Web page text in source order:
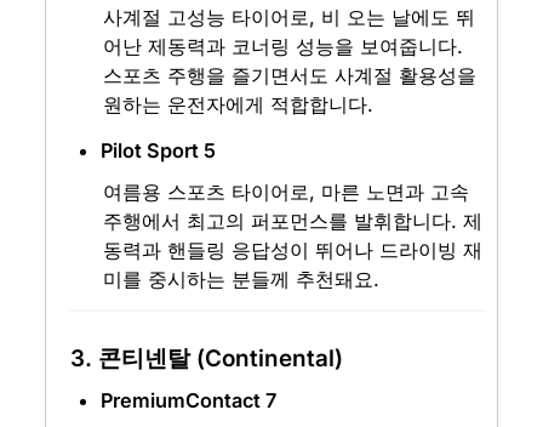
사계절 고성능 타이어로, 비 오는 날에도 뛰
어난 제동력과 코너링 성능을 보여줍니다.
스포츠 주행을 즐기면서도 사계절 활용성을
원하는 운전자에게 적합합니다.
Pilot Sport 5
여름용 스포츠 타이어로, 마른 노면과 고속
주행에서 최고의 퍼포먼스를 발휘합니다. 제
동력과 핸들링 응답성이 뛰어나 드라이빙 재
미를 중시하는 분들께 추천돼요.
3. 콘티넨탈 (Continental)
PremiumContact 7